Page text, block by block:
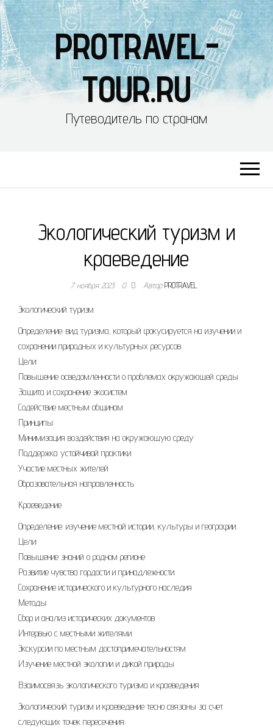
PROTRAVEL-
TOUR.RU
Путеводитель по странам
Экологический туризм и
краеведение
7 ноября 2023 0 АвторPROTRAVEL
Экологический туризм
Определение: вид туризма, который фокусируется на изучении и
сохранении природных и культурных ресурсов.
Цели:
Повышение осведомленности о проблемах окружающей среды
Защита и сохранение экосистем
Содействие местным общинам
Принципы:
Минимизация воздействия на окружающую среду
Поддержка устойчивой практики
Участие местных жителей
Образовательная направленность
Краеведение
Определение: изучение местной истории, культуры и географии.
Цели:
Повышение знаний о родном регионе
Развитие чувства гордости и принадлежности
Сохранение исторического и культурного наследия
Методы:
Сбор и анализ исторических документов
Интервью с местными жителями
Экскурсии по местным достопримечательностям
Изучение местной экологии и дикой природы
Взаимосвязь экологического туризма и краеведения
Экологический туризм и краеведение тесно связаны за счет
следующих точек пересечения: